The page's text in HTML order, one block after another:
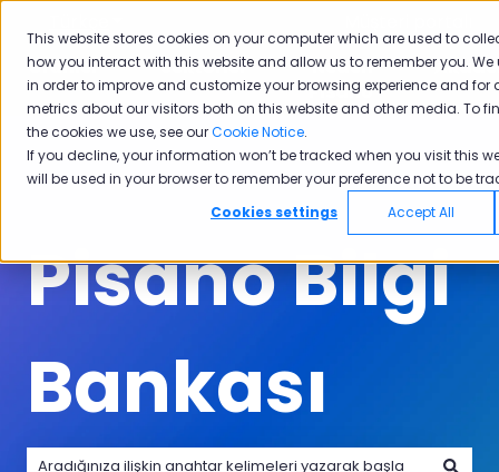
This website stores cookies on your computer which are used to
how you interact with this website and allow us to remember you.
in order to improve and customize your browsing experience and
metrics about our visitors both on this website and other media. To
the cookies we use, see ourCookie Notice.
If you decline, your information won’t be tracked when you visit this
will be used in your browser to remember your preference not to be
Cookies settings
Accept All
Ürünler
Ürünler için alt menüyü göster
Sektörler
Sektörler için alt menüyü göster
Neden
Pisano
Neden Pisano
Pisano Bilgi
Bankası